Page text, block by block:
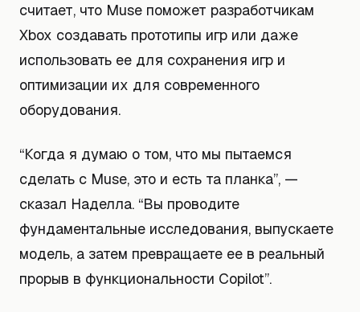
считает, что Muse поможет разработчикам
Xbox создавать прототипы игр или даже
использовать ее для сохранения игр и
оптимизации их для современного
оборудования.
“Когда я думаю о том, что мы пытаемся
сделать с Muse, это и есть та планка”, —
сказал Наделла. “Вы проводите
фундаментальные исследования, выпускаете
модель, а затем превращаете ее в реальный
прорыв в функциональности Copilot”.